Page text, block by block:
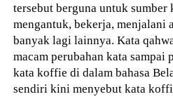
tersebut berguna untuk sumber
mengantuk, bekerja, menjalani
banyak lagi lainnya. Kata
macam perubahan kata sampai
kata koffie di dalam bahasa
sendiri kini menyebut kata